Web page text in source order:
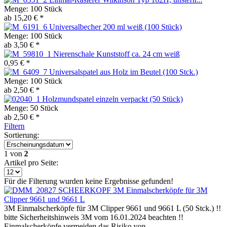
Menge: 100 Stück
ab 15,20 € *
Universalbecher 200 ml weiß (100 Stück)
Menge: 100 Stück
ab 3,50 € *
Nierenschale Kunststoff ca. 24 cm weiß
0,95 € *
Universalspatel aus Holz im Beutel (100 Stck.)
Menge: 100 Stück
ab 2,50 € *
Holzmundspatel einzeln verpackt (50 Stück)
Menge: 50 Stück
ab 2,50 € *
Filtern
Sortierung:
1 von 2
Artikel pro Seite:
Für die Filterung wurden keine Ergebnisse gefunden!
3M Einmalscherköpfe für 3M
Clipper 9661 und 9661 L
3M Einmalscherköpfe für 3M Clipper 9661 und 9661 L (50 Stck.) !!
bitte Sicherheitshinweis 3M vom 16.01.2024 beachten !!